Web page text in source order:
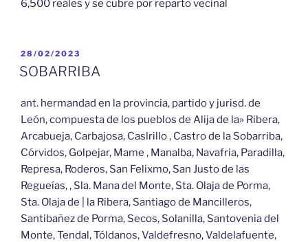
6,500 reales y se cubre por reparto vecinal
PUBLICADO
EL
28/02/2023
SOBARRIBA
ant. hermandad en la provincia, partido y jurisd. de
León, compuesta de los pueblos de Alija de la» Ribera,
Arcabueja, Carbajosa, Caslrillo , Castro de la Sobarriba,
Córvidos, Golpejar, Mame , Manalba, Navafria, Paradilla,
Represa, Roderos, San Felixmo, San Justo de las
Regueías, , Sla. Mana del Monte, Sta. Olaja de Porma,
Sta. Olaja de | la Ribera, Santiago de Mancilleros,
Santibañez de Porma, Secos, Solanilla, Santovenia del
Monte, Tendal, Tóldanos, Valdefresno, Valdelafuente,